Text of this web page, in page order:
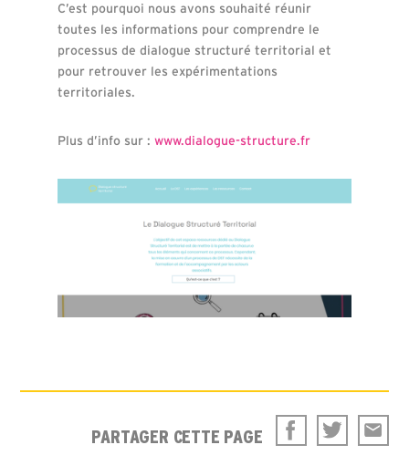
C’est pourquoi nous avons souhaité réunir
toutes les informations pour comprendre le
processus de dialogue structuré territorial et
pour retrouver les expérimentations
territoriales.
Plus d’info sur : www.dialogue-structure.fr
PARTAGER CETTE PAGE